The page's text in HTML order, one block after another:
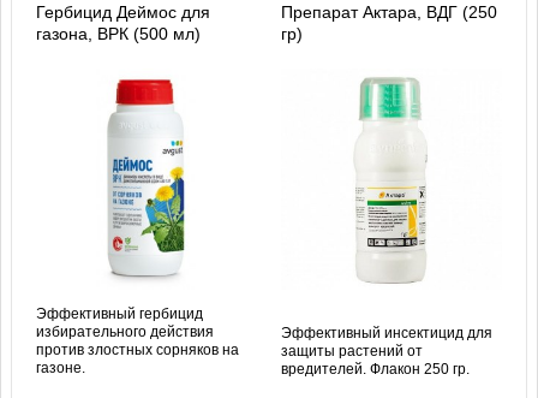
Гербицид Деймос для
газона, ВРК (500 мл)
Эффективный гербицид
избирательного действия
против злостных сорняков на
газоне.
Препарат Актара, ВДГ (250
гр)
Эффективный инсектицид для
защиты растений от
вредителей. Флакон 250 гр.